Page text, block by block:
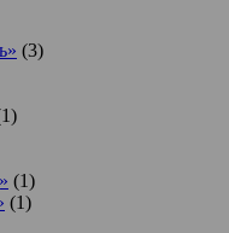
(3)
(1)
(1)